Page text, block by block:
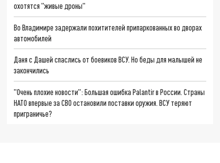
охотятся "живые дроны"
Во Владимире задержали похитителей припаркованных во дворах
автомобилей
Даня с Дашей спаслись от боевиков ВСУ. Но беды для малышей не
закончились
"Очень плохие новости": Большая ошибка Palantir в России. Страны
НАТО впервые за СВО остановили поставки оружия. ВСУ теряют
приграничье?